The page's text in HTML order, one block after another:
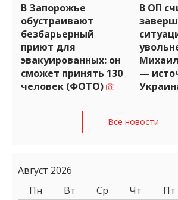
В Запорожье
обустраивают
безбарьерный
приют для
эвакуированных: он
сможет принять 130
человек (ФОТО)
В ОП
—
Все новости
Август 2026
Пн
Вт Ср Чт Пт